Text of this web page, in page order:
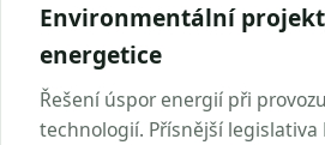
Environmentální
energetice
Řešení úspor energií při
technologií. Přísnější legislativa